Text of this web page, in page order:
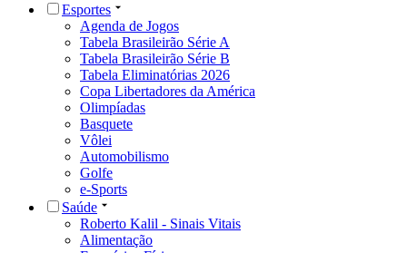
Esportes
Agenda de Jogos
Tabela Brasileirão Série A
Tabela Brasileirão Série B
Tabela Eliminatórias 2026
Copa Libertadores da América
Olimpíadas
Basquete
Vôlei
Automobilismo
Golfe
e-Sports
Saúde
Roberto Kalil - Sinais Vitais
Alimentação